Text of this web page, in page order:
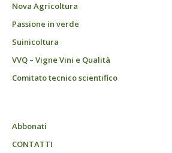
Nova Agricoltura
Passione in verde
Suinicoltura
VVQ – Vigne Vini e Qualità
Comitato tecnico scientifico
Abbonati
CONTATTI